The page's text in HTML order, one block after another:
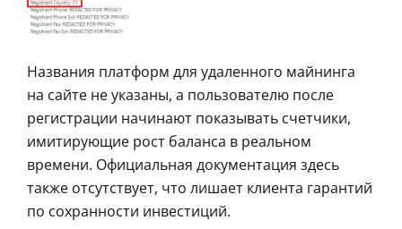
Названия платформ для удаленного майнинга
на сайте не указаны, а пользователю после
регистрации начинают показывать счетчики,
имитирующие рост баланса в реальном
времени. Официальная документация здесь
также отсутствует, что лишает клиента гарантий
по сохранности инвестиций.